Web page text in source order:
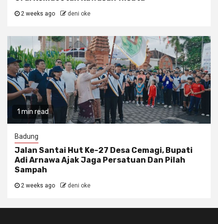
2 weeks ago deni oke
1 min read
Badung
Jalan Santai Hut Ke-27 Desa Cemagi, Bupati
Adi Arnawa Ajak Jaga Persatuan Dan Pilah
Sampah
2 weeks ago deni oke